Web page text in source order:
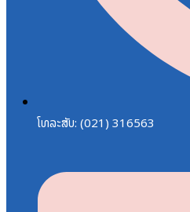
ໂທລະສັບ: (021) 316563